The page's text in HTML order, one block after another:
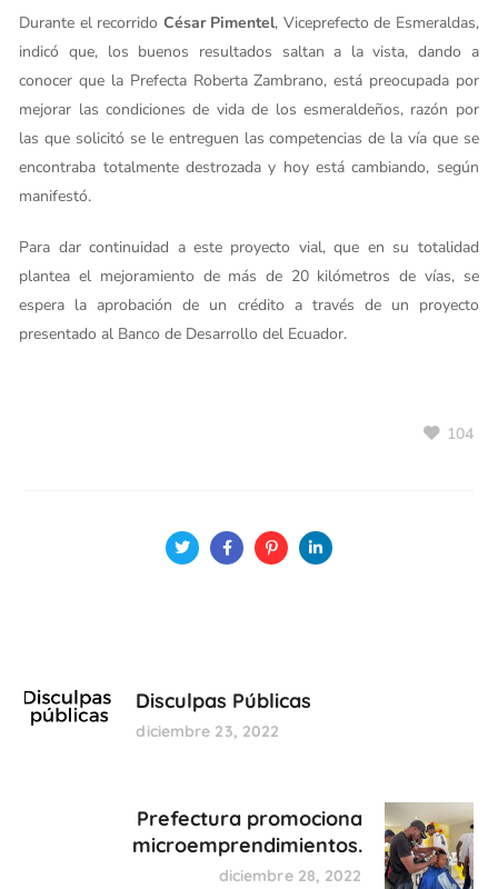
Durante el recorrido César Pimentel, Viceprefecto de Esmeraldas,
indicó que, los buenos resultados saltan a la vista, dando a
conocer que la Prefecta Roberta Zambrano, está preocupada por
mejorar las condiciones de vida de los esmeraldeños, razón por
las que solicitó se le entreguen las competencias de la vía que se
encontraba totalmente destrozada y hoy está cambiando, según
manifestó.
Para dar continuidad a este proyecto vial, que en su totalidad
plantea el mejoramiento de más de 20 kilómetros de vías, se
espera la aprobación de un crédito a través de un proyecto
presentado al Banco de Desarrollo del Ecuador.
104
Disculpas Públicas
diciembre 23, 2022
Prefectura promociona
microemprendimientos.
diciembre 28, 2022